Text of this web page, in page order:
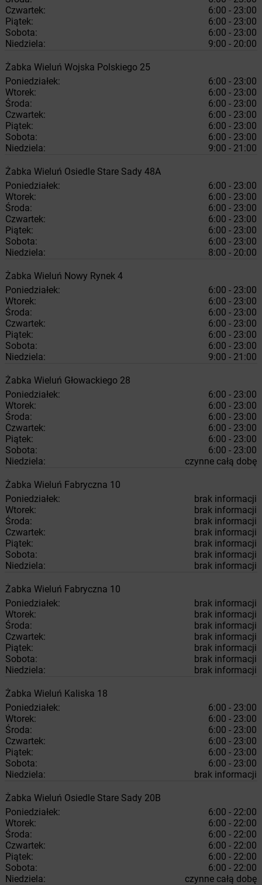
Czwartek:
6:00 - 23:00
Piątek:
6:00 - 23:00
Sobota:
6:00 - 23:00
Niedziela:
9:00 - 20:00
Żabka Wieluń Wojska Polskiego 25
Poniedziałek:
6:00 - 23:00
Wtorek:
6:00 - 23:00
Środa:
6:00 - 23:00
Czwartek:
6:00 - 23:00
Piątek:
6:00 - 23:00
Sobota:
6:00 - 23:00
Niedziela:
9:00 - 21:00
Żabka Wieluń Osiedle Stare Sady 48A
Poniedziałek:
6:00 - 23:00
Wtorek:
6:00 - 23:00
Środa:
6:00 - 23:00
Czwartek:
6:00 - 23:00
Piątek:
6:00 - 23:00
Sobota:
6:00 - 23:00
Niedziela:
8:00 - 20:00
Żabka Wieluń Nowy Rynek 4
Poniedziałek:
6:00 - 23:00
Wtorek:
6:00 - 23:00
Środa:
6:00 - 23:00
Czwartek:
6:00 - 23:00
Piątek:
6:00 - 23:00
Sobota:
6:00 - 23:00
Niedziela:
9:00 - 21:00
Żabka Wieluń Głowackiego 28
Poniedziałek:
6:00 - 23:00
Wtorek:
6:00 - 23:00
Środa:
6:00 - 23:00
Czwartek:
6:00 - 23:00
Piątek:
6:00 - 23:00
Sobota:
6:00 - 23:00
Niedziela:
czynne całą dobę
Żabka Wieluń Fabryczna 10
Poniedziałek:
brak informacji
Wtorek:
brak informacji
Środa:
brak informacji
Czwartek:
brak informacji
Piątek:
brak informacji
Sobota:
brak informacji
Niedziela:
brak informacji
Żabka Wieluń Fabryczna 10
Poniedziałek:
brak informacji
Wtorek:
brak informacji
Środa:
brak informacji
Czwartek:
brak informacji
Piątek:
brak informacji
Sobota:
brak informacji
Niedziela:
brak informacji
Żabka Wieluń Kaliska 18
Poniedziałek:
6:00 - 23:00
Wtorek:
6:00 - 23:00
Środa:
6:00 - 23:00
Czwartek:
6:00 - 23:00
Piątek:
6:00 - 23:00
Sobota:
6:00 - 23:00
Niedziela:
brak informacji
Żabka Wieluń Osiedle Stare Sady 20B
Poniedziałek:
6:00 - 22:00
Wtorek:
6:00 - 22:00
Środa:
6:00 - 22:00
Czwartek:
6:00 - 22:00
Piątek:
6:00 - 22:00
Sobota:
6:00 - 22:00
Niedziela:
czynne całą dobę